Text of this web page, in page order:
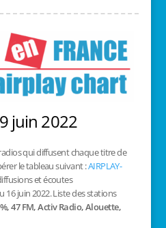
juin 2022
qui diffusent chaque titre de
le tableau suivant :AIRPLAY-
et écoutes
16 juin 2022. Liste des stations
47 FM, Activ Radio, Alouette,